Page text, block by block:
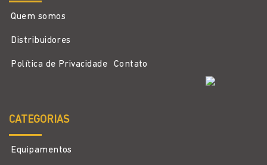
Quem somos
Distribuidores
Política de Privacidade Contato
CATEGORIAS
Equipamentos